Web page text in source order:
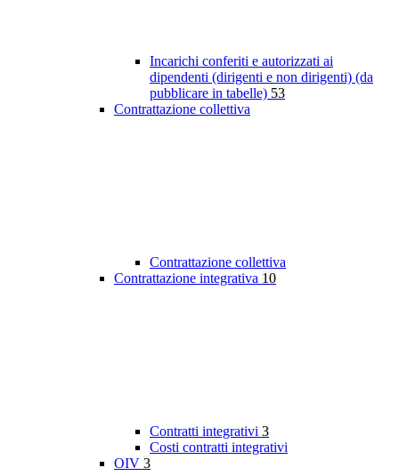
Incarichi conferiti e autorizzati ai
dipendenti (dirigenti e non dirigenti) (da
pubblicare in tabelle) 53
Contrattazione collettiva
Contrattazione collettiva
Contrattazione integrativa 10
Contratti integrativi 3
Costi contratti integrativi
OIV 3